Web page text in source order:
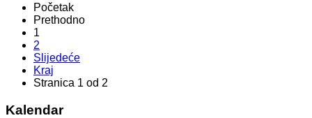
Početak
Prethodno
1
2
Slijedeće
Kraj
Stranica 1 od 2
Kalendar